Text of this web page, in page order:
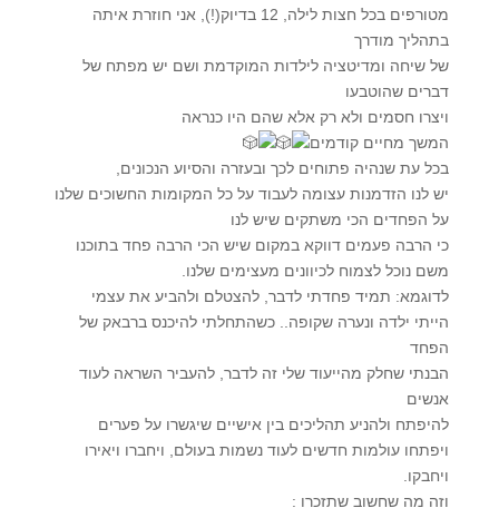
מטורפים בכל חצות לילה, 12 בדיוק(!), אני חוזרת איתה
בתהליך מודרך
של שיחה ומדיטציה לילדות המוקדמת ושם יש מפתח של
דברים שהוטבעו
ויצרו חסמים ולא רק אלא שהם היו כנראה
המשך מחיים קודמים
בכל עת שנהיה פתוחים לכך ובעזרה והסיוע הנכונים,
יש לנו הזדמנות עצומה לעבוד על כל המקומות החשוכים שלנו
על הפחדים הכי משתקים שיש לנו
כי הרבה פעמים דווקא במקום שיש הכי הרבה פחד בתוכנו
משם נוכל לצמוח לכיוונים מעצימים שלנו.
לדוגמא: תמיד פחדתי לדבר, להצטלם ולהביע את עצמי
הייתי ילדה ונערה שקופה.. כשהתחלתי להיכנס ברבאק של
הפחד
הבנתי שחלק מהייעוד שלי זה לדבר, להעביר השראה לעוד
אנשים
להיפתח ולהניע תהליכים בין אישיים שיגשרו על פערים
ויפתחו עולמות חדשים לעוד נשמות בעולם, ויחברו ויאירו
ויחבקו.
וזה מה שחשוב שתזכרו :